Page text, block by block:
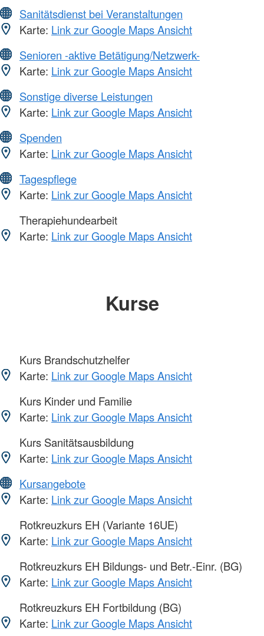
Sanitätsdienst bei Veranstaltungen
Karte: Link zur Google Maps Ansicht
Senioren -aktive Betätigung/Netzwerk-
Karte: Link zur Google Maps Ansicht
Sonstige diverse Leistungen
Karte: Link zur Google Maps Ansicht
Spenden
Karte: Link zur Google Maps Ansicht
Tagespflege
Karte: Link zur Google Maps Ansicht
Therapiehundearbeit
Karte: Link zur Google Maps Ansicht
Kurse
Kurs Brandschutzhelfer
Karte: Link zur Google Maps Ansicht
Kurs Kinder und Familie
Karte: Link zur Google Maps Ansicht
Kurs Sanitätsausbildung
Karte: Link zur Google Maps Ansicht
Kursangebote
Karte: Link zur Google Maps Ansicht
Rotkreuzkurs EH (Variante 16UE)
Karte: Link zur Google Maps Ansicht
Rotkreuzkurs EH Bildungs- und Betr.-Einr. (BG)
Karte: Link zur Google Maps Ansicht
Rotkreuzkurs EH Fortbildung (BG)
Karte: Link zur Google Maps Ansicht